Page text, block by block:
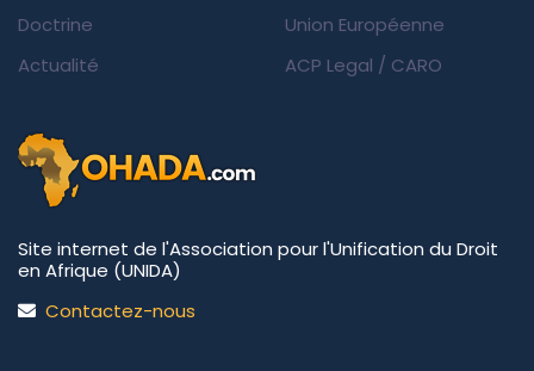
Doctrine
Actualité
Union Européenne
ACP Legal / CARO
Site internet de l'Association pour l'Unification du Droit
en Afrique (UNIDA)
Contactez-nous